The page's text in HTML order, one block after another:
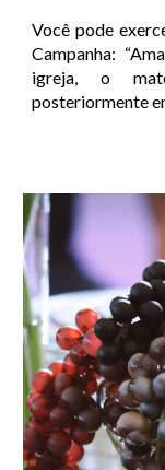
Você pode
Campanha:
igreja, o
posteriormente